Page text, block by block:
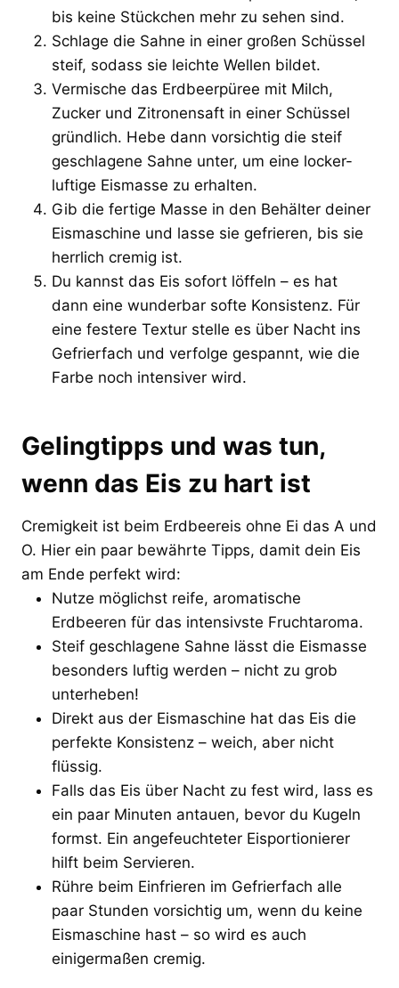
bis keine Stückchen mehr zu sehen sind.
Schlage die Sahne in einer großen Schüssel
steif, sodass sie leichte Wellen bildet.
Vermische das Erdbeerpüree mit Milch,
Zucker und Zitronensaft in einer Schüssel
gründlich. Hebe dann vorsichtig die steif
geschlagene Sahne unter, um eine locker-
luftige Eismasse zu erhalten.
Gib die fertige Masse in den Behälter deiner
Eismaschine und lasse sie gefrieren, bis sie
herrlich cremig ist.
Du kannst das Eis sofort löffeln – es hat
dann eine wunderbar softe Konsistenz. Für
eine festere Textur stelle es über Nacht ins
Gefrierfach und verfolge gespannt, wie die
Farbe noch intensiver wird.
Gelingtipps und was tun,
wenn das Eis zu hart ist
Cremigkeit ist beim Erdbeereis ohne Ei das A und
O. Hier ein paar bewährte Tipps, damit dein Eis
am Ende perfekt wird:
Nutze möglichst reife, aromatische
Erdbeeren für das intensivste Fruchtaroma.
Steif geschlagene Sahne lässt die Eismasse
besonders luftig werden – nicht zu grob
unterheben!
Direkt aus der Eismaschine hat das Eis die
perfekte Konsistenz – weich, aber nicht
flüssig.
Falls das Eis über Nacht zu fest wird, lass es
ein paar Minuten antauen, bevor du Kugeln
formst. Ein angefeuchteter Eisportionierer
hilft beim Servieren.
Rühre beim Einfrieren im Gefrierfach alle
paar Stunden vorsichtig um, wenn du keine
Eismaschine hast – so wird es auch
einigermaßen cremig.